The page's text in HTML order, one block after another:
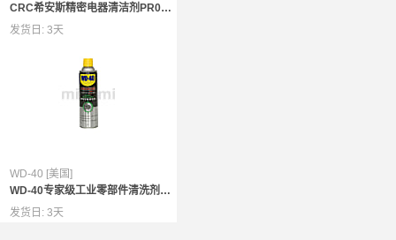
CRC希安斯精密电器清洁剂PR02016C
发货日: 3天
WD-40 [美国]
WD-40专家级工业零部件清洗剂85324A
发货日: 3天